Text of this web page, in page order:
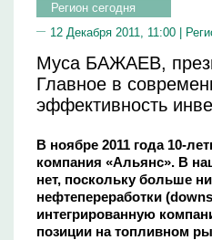
Регион сегодня
12 Декабря 2011, 11:00 |
Муса БАЖАЕВ,
Главное в
эффективность
В ноябре 2011 года 10-
компания «Альянс». В
нет, поскольку больше
нефтепереработки
интегрированную
позиции на топливном